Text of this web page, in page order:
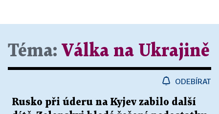
Téma: Válka na Ukrajině
ODEBÍRAT
Rusko při úderu na Kyjev zabilo další